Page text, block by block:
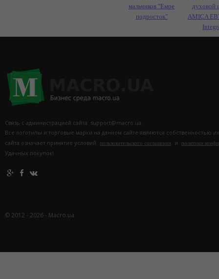
мальчиков "Емре
подросток"
духовой
AMICA
Связь с администрацией сайта: support@macro.ua.
Все логотипы и торговые марки на данном сайте являются собственностью
сайта означает принятие условий
пользовательского соглашения и политики
Удачных покупок!
© 2012 - 2026 - Macro.ua